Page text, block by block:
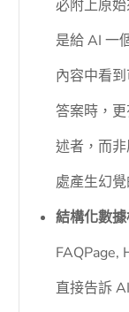
必附上原
是給 AI 一
內容中看
答案時，
述者，而
處產生幻覺
結構化數據
FAQPage,
直接告訴